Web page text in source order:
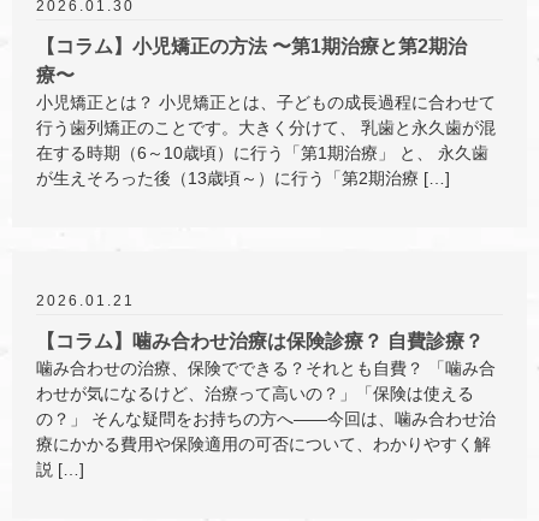
2026.01.30
【コラム】小児矯正の方法 〜第1期治療と第2期治
療〜
小児矯正とは？ 小児矯正とは、子どもの成長過程に合わせて
行う歯列矯正のことです。大きく分けて、 乳歯と永久歯が混
在する時期（6～10歳頃）に行う「第1期治療」 と、 永久歯
が生えそろった後（13歳頃～）に行う「第2期治療 […]
2026.01.21
【コラム】噛み合わせ治療は保険診療？ 自費診療？
噛み合わせの治療、保険でできる？それとも自費？ 「噛み合
わせが気になるけど、治療って高いの？」「保険は使える
の？」 そんな疑問をお持ちの方へ――今回は、噛み合わせ治
療にかかる費用や保険適用の可否について、わかりやすく解
説 […]